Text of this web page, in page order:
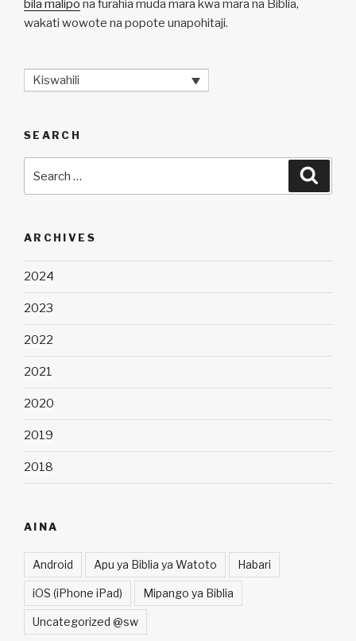
bila malipo na furahia muda mara kwa mara na Biblia,
wakati wowote na popote unapohitaji.
Kiswahili
SEARCH
for:
ARCHIVES
2024
2023
2022
2021
2020
2019
2018
AINA
Android Apu ya Biblia ya Watoto Habari
iOS (iPhone iPad) Mipango ya Biblia
Uncategorized @sw